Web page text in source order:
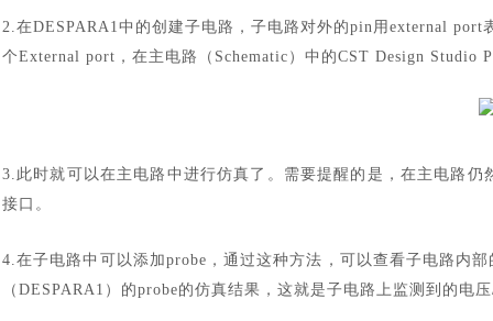
2.在DESPARA1中的创建子电路，子电路对外的pin用external
个External port，在主电路（Schematic）中的CST Design Studio
3.此时就可以在主电路中进行仿真了。需要提醒的是，在主电路
接口。
4.在子电路中可以添加probe，通过这种方法，可以查看子电路内
（DESPARA1）的probe的仿真结果，这就是子电路上监测到的电